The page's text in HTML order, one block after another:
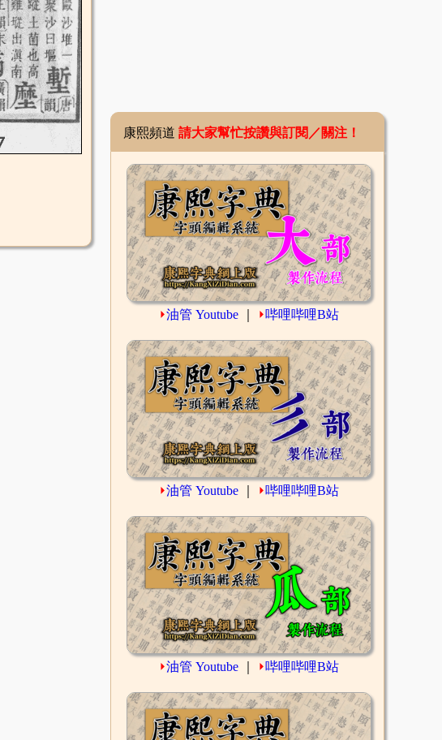
康熙頻道 請大家幫忙按讚與訂閱／關注！
⏵油管 Youtube ⏵哔哩哔哩B站
⏵油管 Youtube ⏵哔哩哔哩B站
⏵油管 Youtube ⏵哔哩哔哩B站